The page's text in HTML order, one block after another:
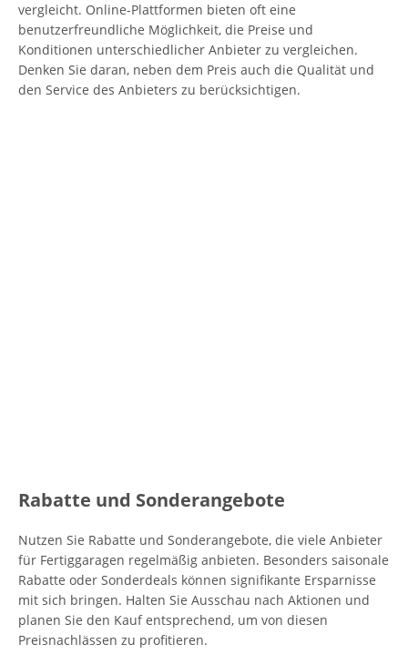
vergleicht. Online-Plattformen bieten oft eine
benutzerfreundliche Möglichkeit, die Preise und
Konditionen unterschiedlicher Anbieter zu vergleichen.
Denken Sie daran, neben dem Preis auch die Qualität und
den Service des Anbieters zu berücksichtigen.
Rabatte und Sonderangebote
Nutzen Sie Rabatte und Sonderangebote, die viele Anbieter
für Fertiggaragen regelmäßig anbieten. Besonders saisonale
Rabatte oder Sonderdeals können signifikante Ersparnisse
mit sich bringen. Halten Sie Ausschau nach Aktionen und
planen Sie den Kauf entsprechend, um von diesen
Preisnachlässen zu profitieren.